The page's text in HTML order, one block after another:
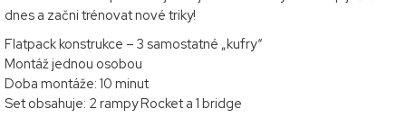
dnes a začni trénovat nové triky!
Flatpack konstrukce – 3 samostatné „kufry“
Montáž jednou osobou
Doba montáže: 10 minut
Set obsahuje: 2 rampy Rocket a 1 bridge